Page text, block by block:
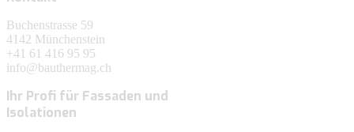
Buchenstrasse 59
4142 Münchenstein
+41 61 416 95 95
info@bauthermag.ch
Ihr Profi für Fassaden und
Isolationen